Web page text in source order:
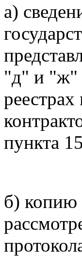
а)
"д" и "ж"
пункта
б) копию